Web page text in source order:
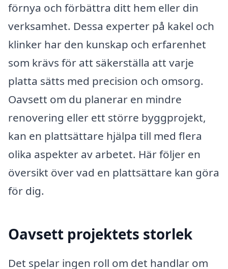
förnya och förbättra ditt hem eller din
verksamhet. Dessa experter på kakel och
klinker har den kunskap och erfarenhet
som krävs för att säkerställa att varje
platta sätts med precision och omsorg.
Oavsett om du planerar en mindre
renovering eller ett större byggprojekt,
kan en plattsättare hjälpa till med flera
olika aspekter av arbetet. Här följer en
översikt över vad en plattsättare kan göra
för dig.
Oavsett projektets storlek
Det spelar ingen roll om det handlar om